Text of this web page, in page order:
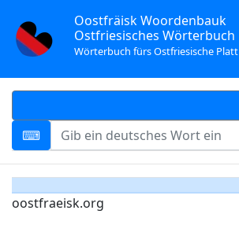
Oostfräisk Woordenbauk
Ostfriesisches Wörterbuch
Wörterbuch fürs Ostfriesische Platt
oostfraeisk.org